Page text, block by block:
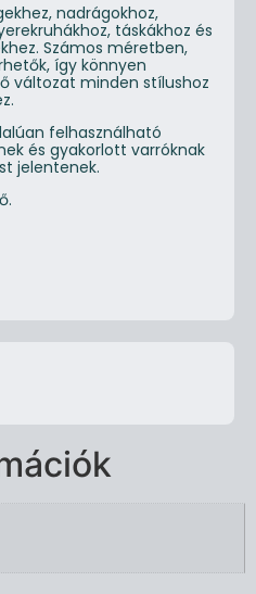
nadrágokhoz,
táskákhoz és
Számos méretben,
így könnyen
változat minden stílushoz
felhasználható
és gyakorlott varróknak
jelentenek.